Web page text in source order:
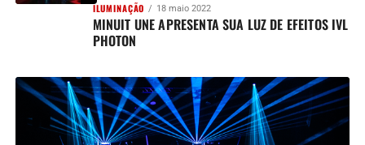
ILUMINAÇÃO 18 maio 2022
MINUIT UNE APRESENTA SUA LUZ DE EFEITOS IVL
PHOTON